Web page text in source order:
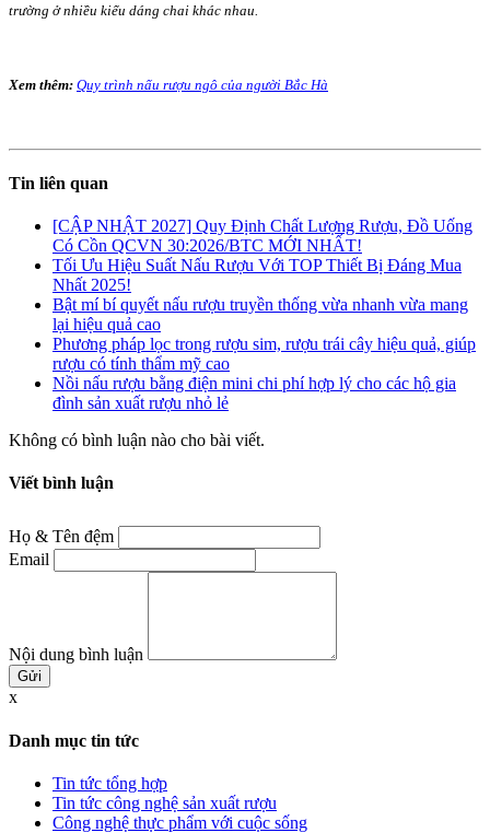
trường ở nhiều kiểu dáng chai khác nhau.
Xem thêm: Quy trình nấu rượu ngô của người Bắc Hà
Tin liên quan
[CẬP NHẬT 2027] Quy Định Chất Lượng Rượu, Đồ Uống
Có Cồn QCVN 30:2026/BTC MỚI NHẤT!
Tối Ưu Hiệu Suất Nấu Rượu Với TOP Thiết Bị Đáng Mua
Nhất 2025!
Bật mí bí quyết nấu rượu truyền thống vừa nhanh vừa mang
lại hiệu quả cao
Phương pháp lọc trong rượu sim, rượu trái cây hiệu quả, giúp
rượu có tính thẩm mỹ cao
Nồi nấu rượu bằng điện mini chi phí hợp lý cho các hộ gia
đình sản xuất rượu nhỏ lẻ
Không có bình luận nào cho bài viết.
Viết bình luận
Họ & Tên đệm
Email
Nội dung bình luận
x
Danh mục tin tức
Tin tức tổng hợp
Tin tức công nghệ sản xuất rượu
Công nghệ thực phẩm với cuộc sống